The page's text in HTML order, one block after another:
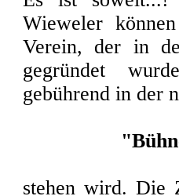
Wieweler
Verein, der in
gegründet
gebührend in der
stehen wird. Die